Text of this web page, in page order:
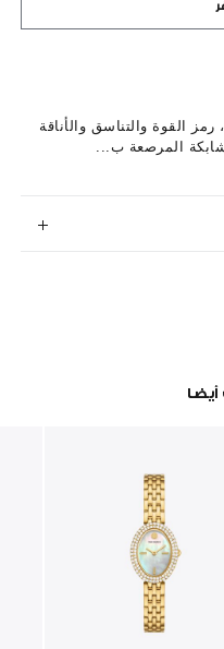
القوة والتناسق والأناقة
المرصعة ب...